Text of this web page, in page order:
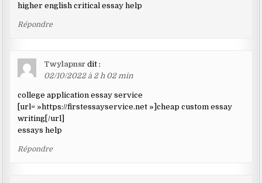
higher english critical essay help
Répondre
Twylapnsr dit :
02/10/2022 à 2 h 02 min
college application essay service
[url= »https://firstessayservice.net »]cheap custom essay
writing[/url]
essays help
Répondre